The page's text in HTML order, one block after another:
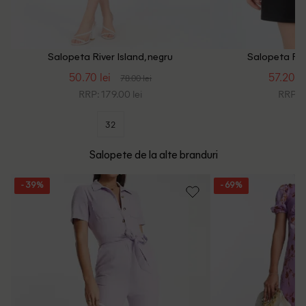
Salopeta River Island, negru
50.70 lei 78.00 lei
RRP: 179.00 lei
32
Salopeta
57.20
RRP:
Salopete de la alte branduri
- 39% - 69%